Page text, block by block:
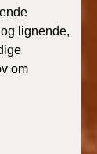
lignende,
om